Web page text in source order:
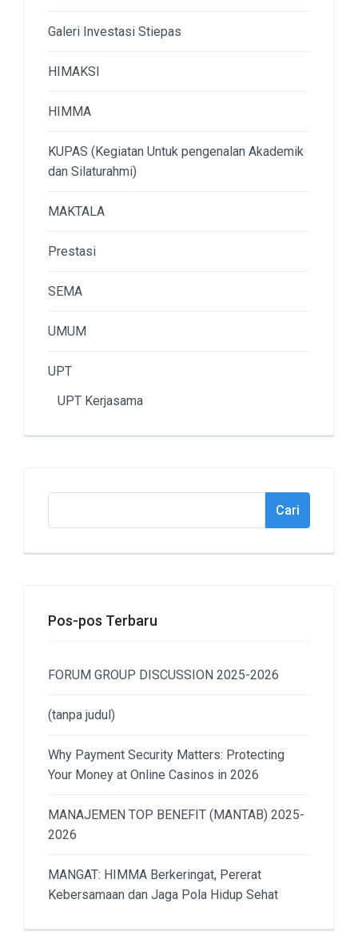
Galeri Investasi Stiepas
HIMAKSI
HIMMA
KUPAS (Kegiatan Untuk pengenalan Akademik
dan Silaturahmi)
MAKTALA
Prestasi
SEMA
UMUM
UPT
UPT Kerjasama
Cari
Pos-pos Terbaru
FORUM GROUP DISCUSSION 2025-2026
(tanpa judul)
Why Payment Security Matters: Protecting
Your Money at Online Casinos in 2026
MANAJEMEN TOP BENEFIT (MANTAB) 2025-
2026
MANGAT: HIMMA Berkeringat, Pererat
Kebersamaan dan Jaga Pola Hidup Sehat